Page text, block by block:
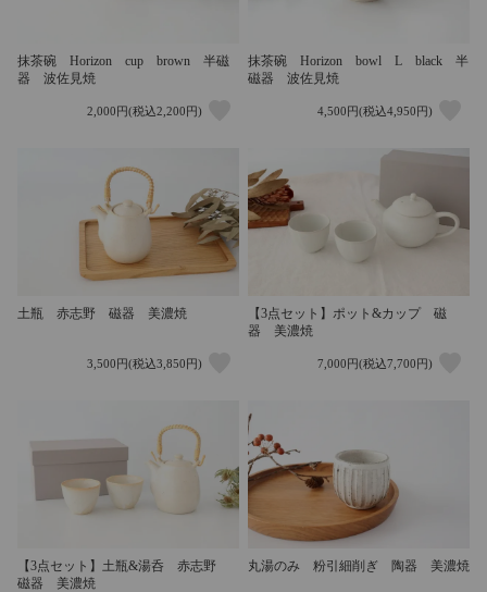
抹茶碗 Horizon cup brown 半磁
器 波佐見焼
2,000円(税込2,200円)
抹茶碗 Horizon bowl L black 半
磁器 波佐見焼
4,500円(税込4,950円)
土瓶 赤志野 磁器 美濃焼
3,500円(税込3,850円)
【3点セット】ポット&カップ 磁
器 美濃焼
7,000円(税込7,700円)
【3点セット】土瓶&湯呑 赤志野
磁器 美濃焼
丸湯のみ 粉引細削ぎ 陶器 美濃焼